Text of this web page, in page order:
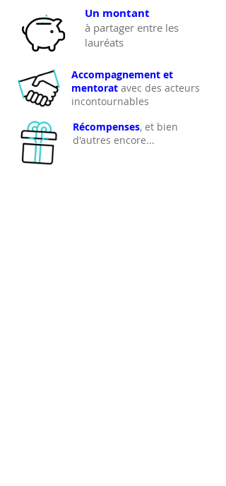
Un montant
à partager entre les
lauréats
Accompagnement et
mentorat avec des acteurs
incontournables
Récompenses, et bien
d'autres encore...